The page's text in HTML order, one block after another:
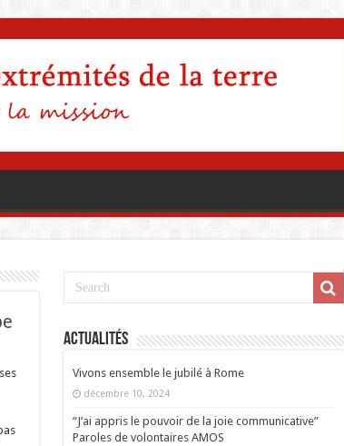
Actualités
Vivons ensemble le jubilé à Rome
décembre 10, 2024
“J’ai appris le pouvoir de la joie communicative”
Paroles de volontaires AMOS